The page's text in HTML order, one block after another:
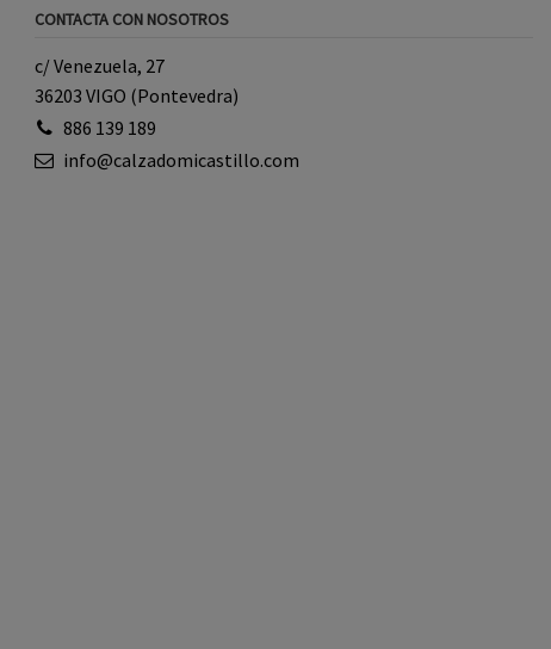
CONTACTA CON NOSOTROS
c/ Venezuela, 27
36203 VIGO (Pontevedra)
886 139 189
info@calzadomicastillo.com